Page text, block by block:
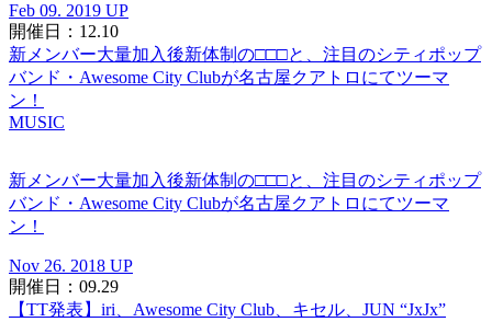
Feb 09. 2019 UP
開催日：12.10
新メンバー大量加入後新体制の□□□と、注目のシティポップ
バンド・Awesome City Clubが名古屋クアトロにてツーマ
ン！
MUSIC
新メンバー大量加入後新体制の□□□と、注目のシティポップ
バンド・Awesome City Clubが名古屋クアトロにてツーマ
ン！
Nov 26. 2018 UP
開催日：09.29
【TT発表】iri、Awesome City Club、キセル、JUN “JxJx”